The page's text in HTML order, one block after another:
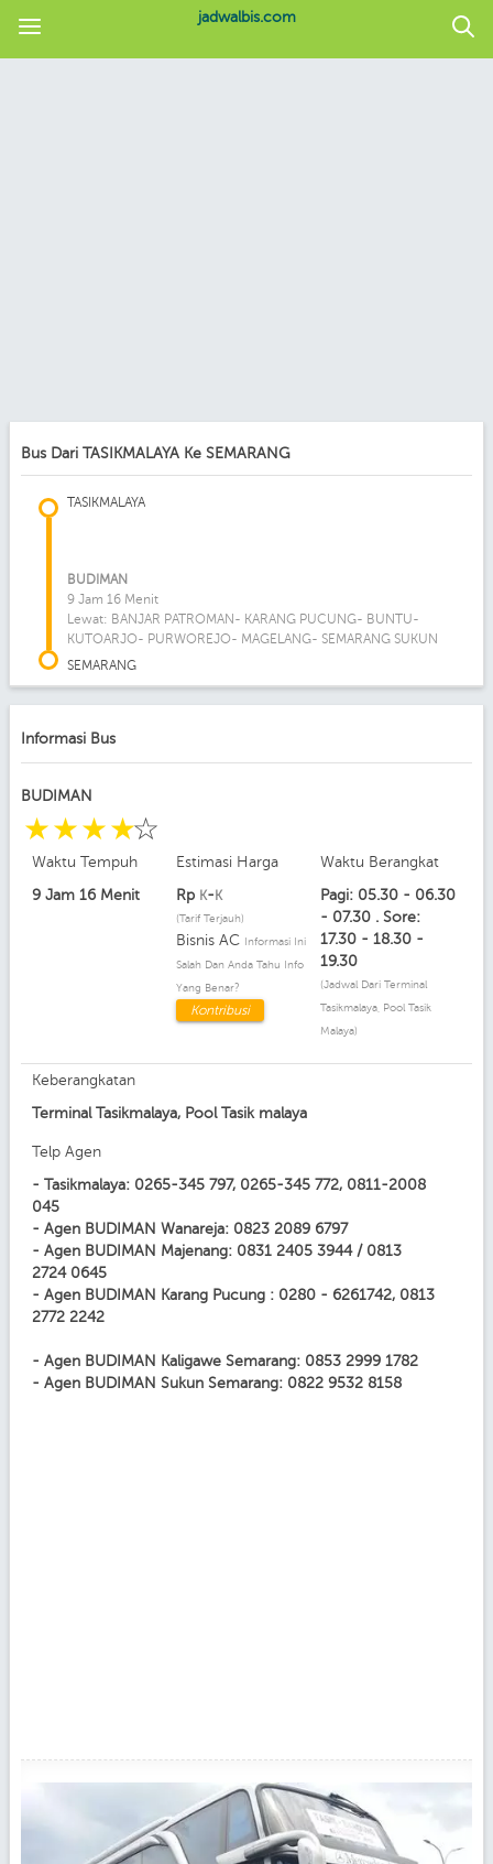
jadwalbis.com
Bus Dari TASIKMALAYA Ke SEMARANG
TASIKMALAYA
BUDIMAN
9 Jam 16 Menit
Lewat: BANJAR PATROMAN- KARANG PUCUNG- BUNTU-
KUTOARJO- PURWOREJO- MAGELANG- SEMARANG SUKUN
SEMARANG
Informasi Bus
BUDIMAN
☆
☆
☆
☆
☆
Waktu Tempuh
9 Jam 16 Menit
Estimasi Harga
Rp K- K
(Tarif Terjauh)
Bisnis AC Informasi Ini
Salah Dan Anda Tahu Info
Yang Benar?
Kontribusi
Waktu Berangkat
Pagi: 05.30 - 06.30
- 07.30 . Sore:
17.30 - 18.30 -
19.30
(Jadwal Dari Terminal
Tasikmalaya, Pool Tasik
Malaya)
Keberangkatan
Terminal Tasikmalaya, Pool Tasik malaya
Telp Agen
- Tasikmalaya: 0265-345 797, 0265-345 772, 0811-2008
045
- Agen BUDIMAN Wanareja: 0823 2089 6797
- Agen BUDIMAN Majenang: 0831 2405 3944 / 0813
2724 0645
- Agen BUDIMAN Karang Pucung : 0280 - 6261742, 0813
2772 2242
- Agen BUDIMAN Kaligawe Semarang: 0853 2999 1782
- Agen BUDIMAN Sukun Semarang: 0822 9532 8158